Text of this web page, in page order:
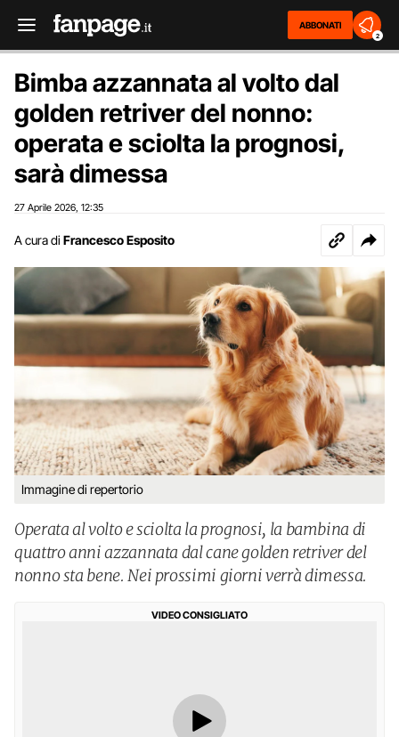
ABBONATI
2
Bimba azzannata al volto dal
golden retriver del nonno:
operata e sciolta la prognosi,
sarà dimessa
27 Aprile 2026 12:35
A cura di Francesco Esposito
Immagine di repertorio
Operata al volto e sciolta la prognosi, la bambina di
quattro anni azzannata dal cane golden retriver del
nonno sta bene. Nei prossimi giorni verrà dimessa.
VIDEO CONSIGLIATO